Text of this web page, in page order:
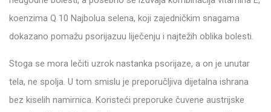
koenzima Q 10 Najbolua selena, koji zajedničkim snagama
dokazano pomažu psorijazuu liječenju i najtežih oblika bolesti.
Stoga se mora lečiti uzrok nastanka psorijaze, a on je unutar
tela, ne spolja. U tom smislu je preporučljiva dijetalna ishrana
bez kiselih namirnica. Koristeći preporuke čuvene austrijske